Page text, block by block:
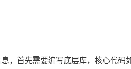
，首先需要编写底层库，核心代码